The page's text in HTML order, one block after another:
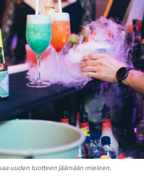
uuden tuotteen jäämään mieleen.